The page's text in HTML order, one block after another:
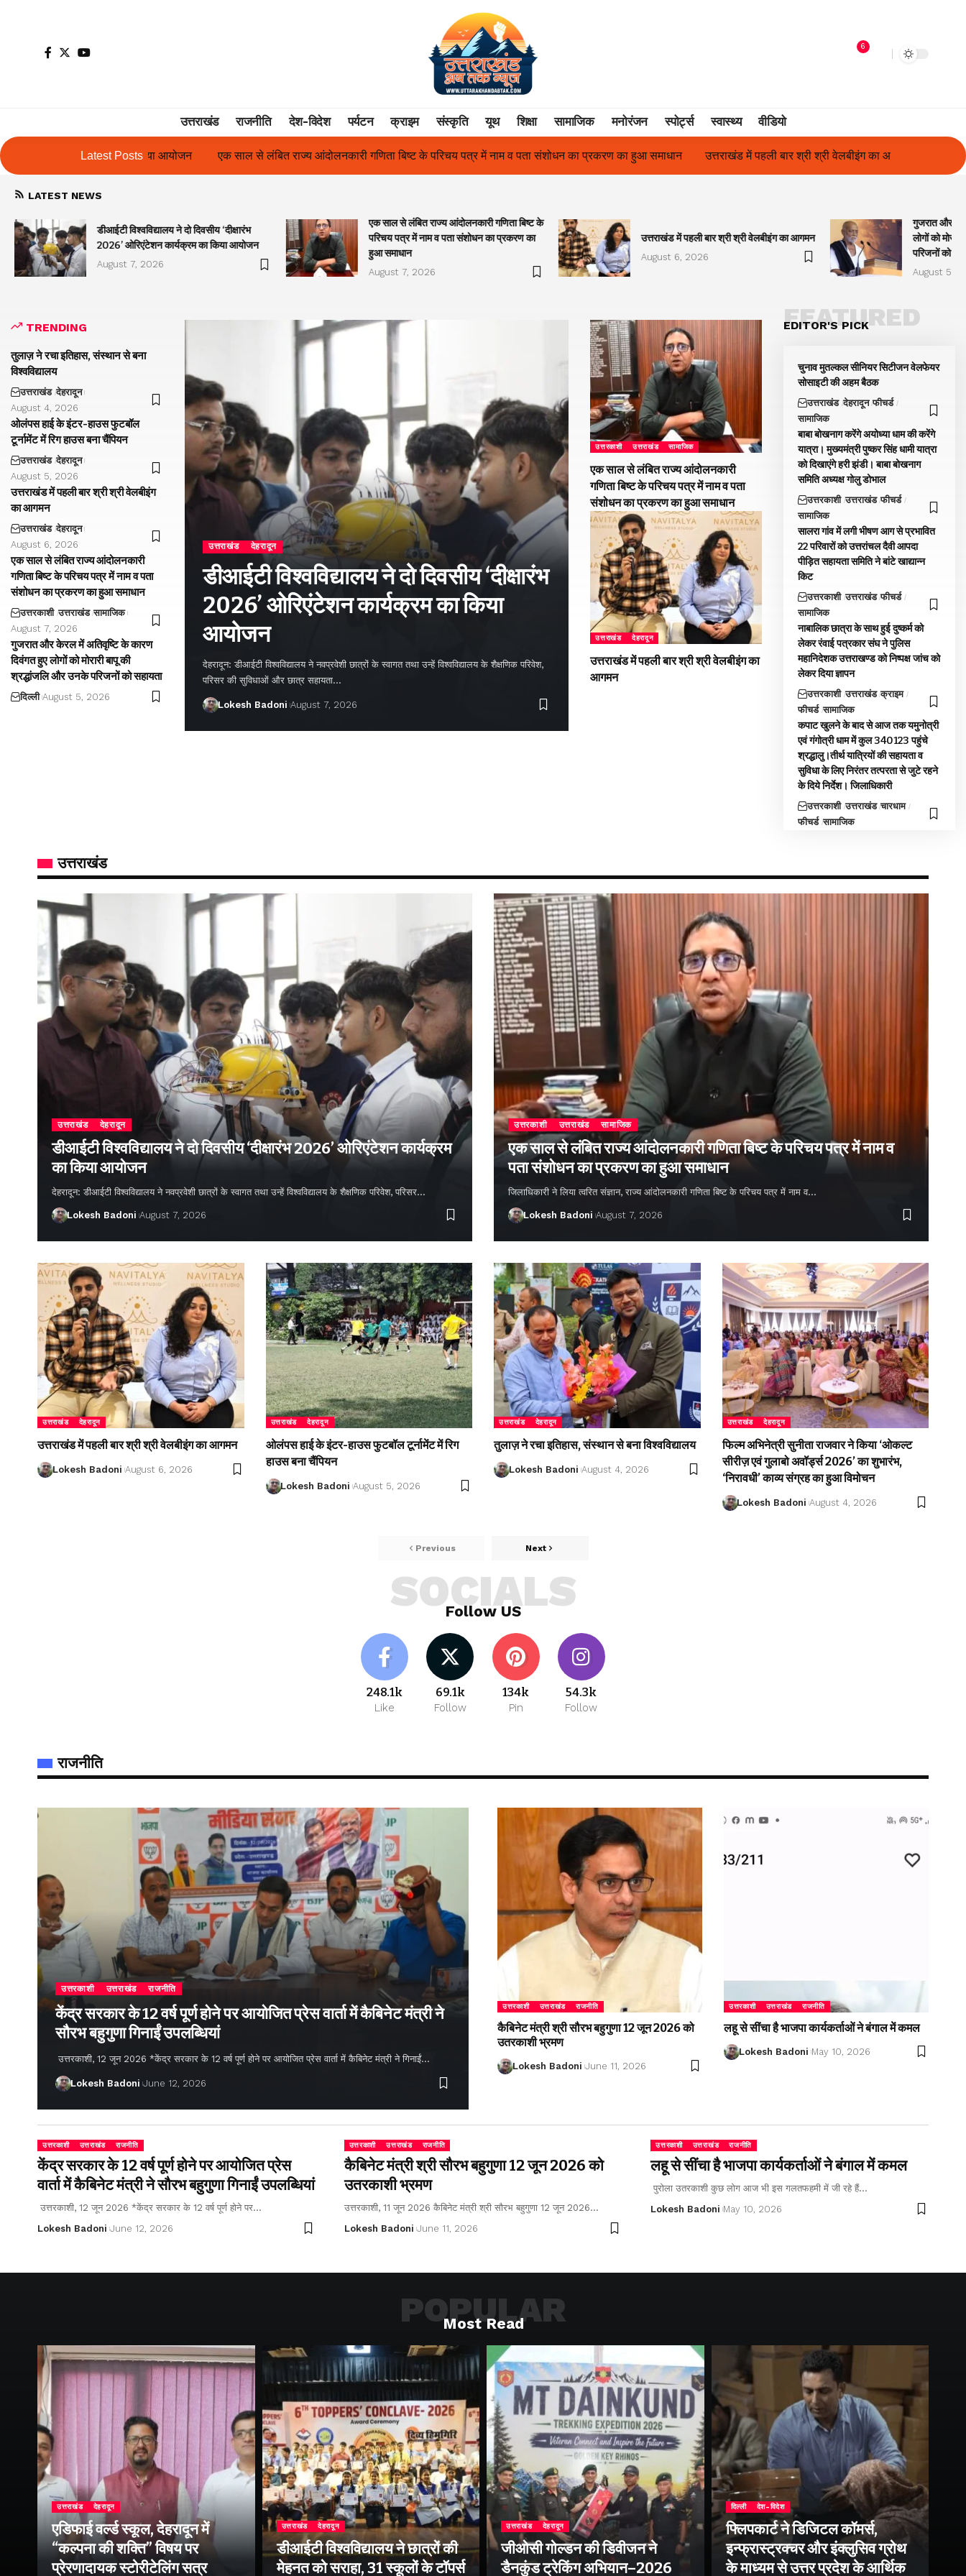
6
उत्तराखंड राजनीति देश-विदेश पर्यटन क्राइम संस्कृति यूथ शिक्षा सामाजिक मनोरंजन स्पोर्ट्स स्वास्थ्य वीडियो
Latest Posts
एक साल से लंबित राज्य आंदोलनकारी गणिता बिष्ट के परिचय पत्र में नाम व पता संशोधन का प्रकरण का हुआ समाधान उत्तराखंड में पहली बार श्री श्री वेलबीइंग का आगमन गुजरात और केरल में अतिवृष्टि के कारण दिवंगत हुए
LATEST NEWS
डीआईटी विश्वविद्यालय ने दो दिवसीय ‘दीक्षारंभ
2026’ ओरिएंटेशन कार्यक्रम का किया आयोजन
August 7, 2026
एक साल से लंबित राज्य आंदोलनकारी गणिता बिष्ट के
परिचय पत्र में नाम व पता संशोधन का प्रकरण का
हुआ समाधान
August 7, 2026
उत्तराखंड में पहली बार श्री श्री वेलबीइंग का आगमन
August 6, 2026
गुजरात और
लोगों को
परिजनों को
August 5,
TRENDING
तुलाज़ ने रचा इतिहास, संस्थान से बना
विश्वविद्यालय
उत्तराखंड देहरादून
August 4, 2026
ओलंपस हाई के इंटर-हाउस फुटबॉल
टूर्नामेंट में रिग हाउस बना चैंपियन
उत्तराखंड देहरादून
August 5, 2026
उत्तराखंड में पहली बार श्री श्री वेलबीइंग
का आगमन
उत्तराखंड देहरादून
August 6, 2026
एक साल से लंबित राज्य आंदोलनकारी
गणिता बिष्ट के परिचय पत्र में नाम व पता
संशोधन का प्रकरण का हुआ समाधान
उत्तरकाशी उत्तराखंड सामाजिक
August 7, 2026
गुजरात और केरल में अतिवृष्टि के कारण
दिवंगत हुए लोगों को मोरारी बापू की
श्रद्धांजलि और उनके परिजनों को सहायता
दिल्ली August 5, 2026
उत्तराखंड देहरादून
डीआईटी विश्वविद्यालय ने दो दिवसीय ‘दीक्षारंभ
2026’ ओरिएंटेशन कार्यक्रम का किया
आयोजन
देहरादून: डीआईटी विश्वविद्यालय ने नवप्रवेशी छात्रों के स्वागत तथा उन्हें विश्वविद्यालय के शैक्षणिक परिवेश,
परिसर की सुविधाओं और छात्र सहायता…
Lokesh Badoni August 7, 2026
उत्तरकाशी उत्तराखंड सामाजिक
एक साल से लंबित राज्य आंदोलनकारी
गणिता बिष्ट के परिचय पत्र में नाम व पता
संशोधन का प्रकरण का हुआ समाधान
उत्तराखंड देहरादून
उत्तराखंड में पहली बार श्री श्री वेलबीइंग का
आगमन
EDITOR'S PICK
FEATURED
चुनाव मुतल्कल सीनियर सिटीजन वेलफेयर
सोसाइटी की अहम बैठक
उत्तराखंड देहरादून फीचर्ड
सामाजिक
बाबा बोखनाग करेंगे अयोध्या धाम की करेंगे
यात्रा। मुख्यमंत्री पुष्कर सिंह धामी यात्रा
को दिखाएंगे हरी झंडी। बाबा बोखनाग
समिति अध्यक्ष गोलु डोभाल
उत्तरकाशी उत्तराखंड फीचर्ड
सामाजिक
सालरा गांव में लगी भीषण आग से प्रभावित
22 परिवारों को उत्तरांचल दैवी आपदा
पीड़ित सहायता समिति ने बांटे खाद्यान्न
किट
उत्तरकाशी उत्तराखंड फीचर्ड
सामाजिक
नाबालिक छात्रा के साथ हुई दुष्कर्म को
लेकर रंवाई पत्रकार संघ ने पुलिस
महानिदेशक उत्तराखण्ड को निष्पक्ष जांच को
लेकर दिया ज्ञापन
उत्तरकाशी उत्तराखंड क्राइम
फीचर्ड सामाजिक
कपाट खुलने के बाद से आज तक यमुनोत्री
एवं गंगोत्री धाम में कुल 340123 पहुंचे
श्रद्धालु।तीर्थ यात्रियों की सहायता व
सुविधा के लिए निरंतर तत्परता से जुटे रहने
के दिये निर्देश। जिलाधिकारी
उत्तरकाशी उत्तराखंड चारधाम
फीचर्ड सामाजिक
उत्तराखंड
उत्तराखंड देहरादून
डीआईटी विश्वविद्यालय ने दो दिवसीय ‘दीक्षारंभ 2026’ ओरिएंटेशन कार्यक्रम
का किया आयोजन
देहरादून: डीआईटी विश्वविद्यालय ने नवप्रवेशी छात्रों के स्वागत तथा उन्हें विश्वविद्यालय के शैक्षणिक परिवेश, परिसर…
Lokesh Badoni August 7, 2026
उत्तरकाशी उत्तराखंड सामाजिक
एक साल से लंबित राज्य आंदोलनकारी गणिता बिष्ट के परिचय पत्र में नाम व
पता संशोधन का प्रकरण का हुआ समाधान
जिलाधिकारी ने लिया त्वरित संज्ञान, राज्य आंदोलनकारी गणिता बिष्ट के परिचय पत्र में नाम व…
Lokesh Badoni August 7, 2026
उत्तराखंड देहरादून
उत्तराखंड में पहली बार श्री श्री वेलबीइंग का आगमन
Lokesh Badoni August 6, 2026
उत्तराखंड देहरादून
ओलंपस हाई के इंटर-हाउस फुटबॉल टूर्नामेंट में रिग
हाउस बना चैंपियन
Lokesh Badoni August 5, 2026
उत्तराखंड देहरादून
तुलाज़ ने रचा इतिहास, संस्थान से बना विश्वविद्यालय
Lokesh Badoni August 4, 2026
उत्तराखंड देहरादून
फिल्म अभिनेत्री सुनीता राजवार ने किया ‘ओकल्ट
सीरीज़ एवं गुलाबो अवॉर्ड्स 2026’ का शुभारंभ,
‘निरावधी’ काव्य संग्रह का हुआ विमोचन
Lokesh Badoni August 4, 2026
Previous Next
Follow US
SOCIALS
248.1k
Like
69.1k
Follow
134k
Pin
54.3k
Follow
राजनीति
उत्तरकाशी उत्तराखंड राजनीति
केंद्र सरकार के 12 वर्ष पूर्ण होने पर आयोजित प्रेस वार्ता में कैबिनेट मंत्री ने
सौरभ बहुगुणा गिनाईं उपलब्धियां
उत्तरकाशी, 12 जून 2026 *केंद्र सरकार के 12 वर्ष पूर्ण होने पर आयोजित प्रेस वार्ता में कैबिनेट मंत्री ने गिनाईं…
Lokesh Badoni June 12, 2026
उत्तरकाशी उत्तराखंड राजनीति
कैबिनेट मंत्री श्री सौरभ बहुगुणा 12 जून 2026 को
उतरकाशी भ्रमण
Lokesh Badoni June 11, 2026
उत्तरकाशी उत्तराखंड राजनीति
लहू से सींचा है भाजपा कार्यकर्ताओं ने बंगाल में कमल
Lokesh Badoni May 10, 2026
उत्तरकाशी उत्तराखंड राजनीति
केंद्र सरकार के 12 वर्ष पूर्ण होने पर आयोजित प्रेस
वार्ता में कैबिनेट मंत्री ने सौरभ बहुगुणा गिनाईं उपलब्धियां
उत्तरकाशी, 12 जून 2026 *केंद्र सरकार के 12 वर्ष पूर्ण होने पर…
Lokesh Badoni June 12, 2026
उत्तरकाशी उत्तराखंड राजनीति
कैबिनेट मंत्री श्री सौरभ बहुगुणा 12 जून 2026 को
उतरकाशी भ्रमण
उत्तरकाशी, 11 जून 2026 कैबिनेट मंत्री श्री सौरभ बहुगुणा 12 जून 2026…
Lokesh Badoni June 11, 2026
उत्तरकाशी उत्तराखंड राजनीति
लहू से सींचा है भाजपा कार्यकर्ताओं ने बंगाल में कमल
पुरोला उतरकाशी कुछ लोग आज भी इस गलतफहमी में जी रहे हैं…
Lokesh Badoni May 10, 2026
Most Read
POPULAR
उत्तराखंड देहरादून
एडिफाई वर्ल्ड स्कूल, देहरादून में
“कल्पना की शक्ति” विषय पर
प्रेरणादायक स्टोरीटेलिंग सत्र
उत्तराखंड देहरादून
डीआईटी विश्वविद्यालय ने छात्रों की
मेहनत को सराहा, 31 स्कूलों के टॉपर्स
उत्तराखंड देहरादून
जीओसी गोल्डन की डिवीजन ने
डैनकुंड ट्रेकिंग अभियान–2026
दिल्ली देश-विदेश
फ्लिपकार्ट ने डिजिटल कॉमर्स,
इन्फ्रास्ट्रक्चर और इंक्लुसिव ग्रोथ
के माध्यम से उत्तर प्रदेश के आर्थिक